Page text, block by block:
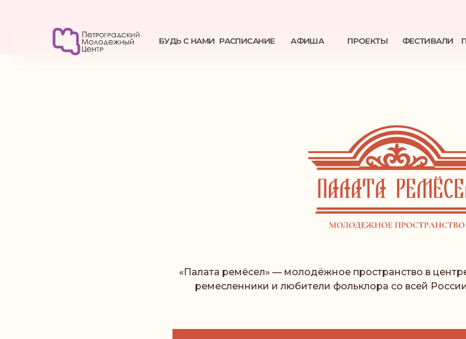
БУДЬ С НАМИ РАСПИСАНИЕ АФИША ПРОЕКТЫ ФЕСТИВАЛИ ПЛАТНЫЕ
«Палата ремёсел» — молодёжное пространство в
ремесленники и любители фольклора со всей России